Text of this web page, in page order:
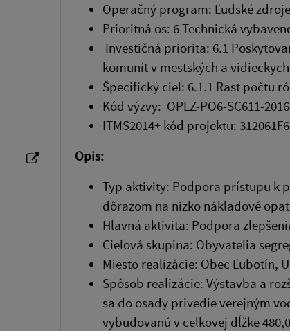
Operačný program: Ľudské zdroje
Prioritná os: 6 Technická
Investičná priorita: 6.1
komunít v mestských a
Špecifický cieľ: 6.1.1 Rast počtu
Kód výzvy: OPLZ-PO6-SC611-
ITMS2014+ kód projektu:
Opis:
Typ aktivity: Podpora prístupu k
dôrazom na nízko nákladové
Hlavná aktivita: Podpora
Cieľová skupina: Obyvatelia
Miesto realizácie: Obec Ľubotín,
Spôsob realizácie: Výstavba a
sa do osady privedie verejným
vybudovanú v celkovej dĺžke